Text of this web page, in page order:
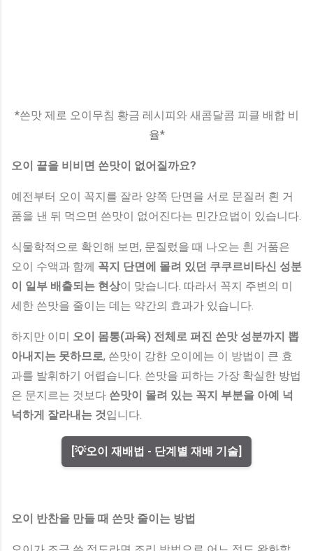
*쓴맛 제로 오이무침 황금 레시피와 새콤달콤 피클 배합 비
율*
오이 끝을 비비면 쓴맛이 없어질까요?
예전부터 오이 꼭지를 잘라 양쪽 단면을 서로 문질러 흰 거
품을 낸 뒤 먹으면 쓴맛이 없어진다는 민간요법이 있습니다.
식물학적으로 확인해 보면, 문질렀을 때 나오는 흰 거품은
오이 수액과 함께 꼭지 단면에 몰려 있던 쿠쿠르비타신 성분
이 일부 배출되는 현상이 맞습니다. 따라서 꼭지 주변의 미
세한 쓴맛을 줄이는 데는 약간의 효과가 있습니다.
하지만 이미 오이 몸통(과육) 전체로 퍼진 쓴맛 성분까지 뽑
아내지는 못하므로, 쓴맛이 강한 오이에는 이 방법이 큰 효
과를 발휘하기 어렵습니다. 쓴맛을 피하는 가장 확실한 방법
은 문지르는 것보다 쓴맛이 몰려 있는 꼭지 부분을 아예 넉
넉하게 잘라내는 것입니다.
[💡오이 재배법 - 단계별 재배 기술]
오이 반찬을 만들 때 쓴맛 줄이는 방법